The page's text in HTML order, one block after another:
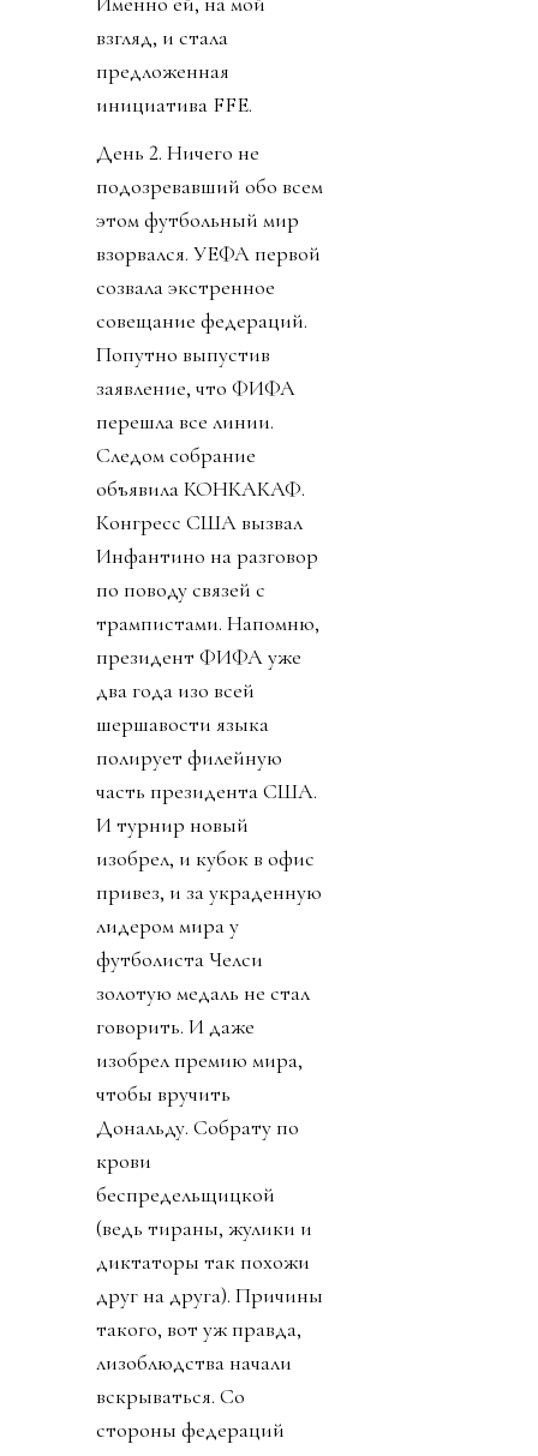
взгляд, и стала
предложенная
инициатива FFE.
День 2. Ничего не
подозревавший обо всем
этом футбольный мир
взорвался. УЕФА первой
созвала экстренное
совещание федераций.
Попутно выпустив
заявление, что ФИФА
перешла все линии.
Следом собрание
объявила КОНКАКАФ.
Конгресс США вызвал
Инфантино на разговор
по поводу связей с
трампистами. Напомню,
президент ФИФА уже
два года изо всей
шершавости языка
полирует филейную
часть президента США.
И турнир новый
изобрел, и кубок в офис
привез, и за украденную
лидером мира у
футболиста Челси
золотую медаль не стал
говорить. И даже
изобрел премию мира,
чтобы вручить
Дональду. Собрату по
крови
беспредельщицкой
(ведь тираны, жулики и
диктаторы так похожи
друг на друга). Причины
такого, вот уж правда,
лизоблюдства начали
вскрываться. Со
стороны федераций